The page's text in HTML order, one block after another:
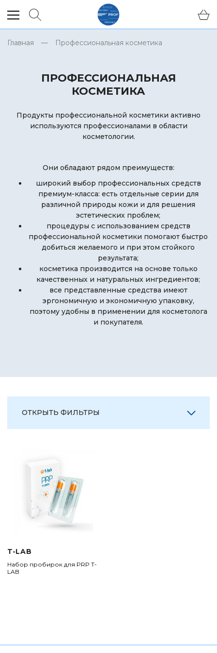
Главная Профессиональная косметика
ПРОФЕССИОНАЛЬНАЯ
КОСМЕТИКА
Продукты профессиональной косметики активно
используются профессионалами в области
косметологии.
Они обладают рядом преимуществ:
широкий выбор профессиональных средств
премиум-класса: есть отдельные серии для
различной природы кожи и для решения
эстетических проблем;
процедуры с использованием средств
профессиональной косметики помогают быстро
добиться желаемого и при этом стойкого
результата;
косметика производится на основе только
качественных и натуральных ингредиентов;
все представленные средства имеют
эргономичную и экономичную упаковку,
поэтому удобны в применении для косметолога
и покупателя.
ОТКРЫТЬ ФИЛЬТРЫ
T-LAB
Набор пробирок для PRP T-
LAB